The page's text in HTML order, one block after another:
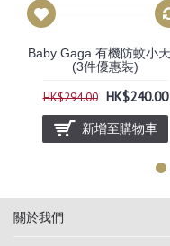
Baby Gaga 有機防蚊小
(3件優惠裝)
HK$294.00 HK$240.00
新增至購物車
關於我們